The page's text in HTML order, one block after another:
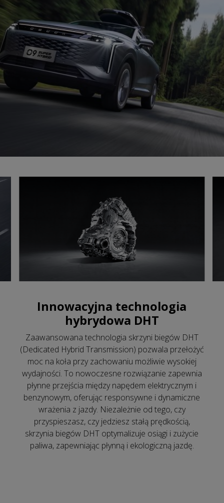
Innowacyjna technologia
hybrydowa DHT
Zaawansowana technologia skrzyni biegów DHT
(Dedicated Hybrid Transmission) pozwala przełożyć
moc na koła przy zachowaniu możliwie wysokiej
wydajności. To nowoczesne rozwiązanie zapewnia
płynne przejścia między napędem elektrycznym i
benzynowym, oferując responsywne i dynamiczne
wrażenia z jazdy. Niezależnie od tego, czy
przyspieszasz, czy jedziesz stałą prędkością,
skrzynia biegów DHT optymalizuje osiągi i zużycie
paliwa, zapewniając płynną i ekologiczną jazdę.